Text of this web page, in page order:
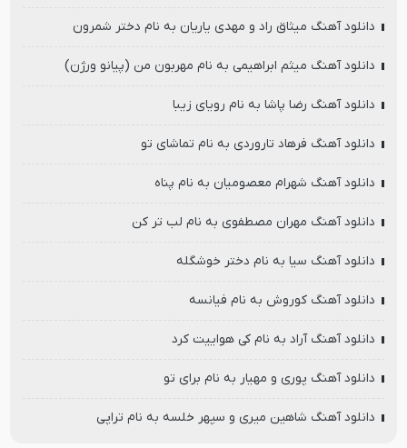
دانلود آهنگ میثاق راد و مهدی یاریان به نام دختر شمرون
دانلود آهنگ میثم ابراهیمی به نام مهربون من (پیانو ورژن)
دانلود آهنگ رضا پاشا به نام رویای زیبا
دانلود آهنگ فرهاد تاروردی به نام تماشای تو
دانلود آهنگ شهرام معصومیان به نام پناه
دانلود آهنگ مهران مصطفوی به نام لب تر کن
دانلود آهنگ سیا به نام دختر خوشگله
دانلود آهنگ کوروش به نام فیانسه
دانلود آهنگ آراد به نام کی هواییت کرد
دانلود آهنگ پوری و مهیار به نام برای تو
دانلود آهنگ شاهین میری و سپهر خلسه به نام تراپی